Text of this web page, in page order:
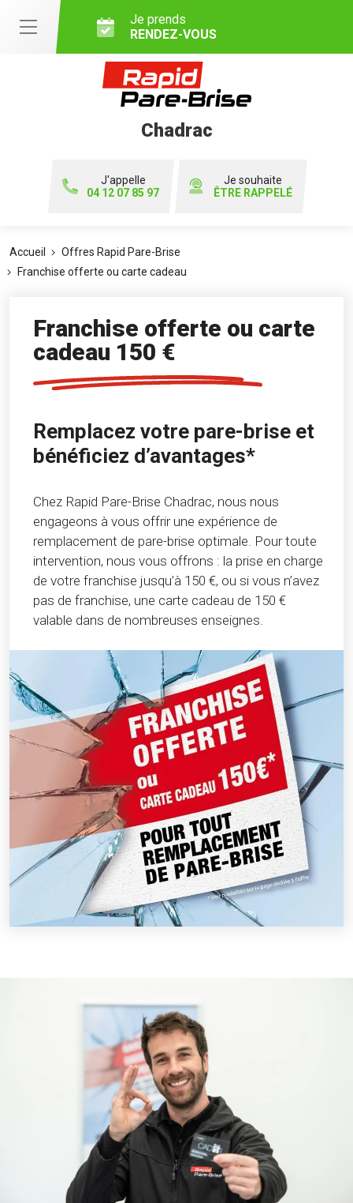
Je prends
RENDEZ-VOUS
Chadrac
J'appelle
04 12 07 85 97
Je souhaite
ÊTRE RAPPELÉ
Accueil
Offres Rapid Pare-Brise
Franchise offerte ou carte cadeau
Franchise offerte ou carte
cadeau 150 €
Remplacez votre pare-brise et
bénéficiez d’avantages*
Chez Rapid Pare-Brise Chadrac, nous nous
engageons à vous offrir une expérience de
remplacement de pare-brise optimale. Pour toute
intervention, nous vous offrons : la prise en charge
de votre franchise jusqu’à 150 €, ou si vous n’avez
pas de franchise, une carte cadeau de 150 €
valable dans de nombreuses enseignes.